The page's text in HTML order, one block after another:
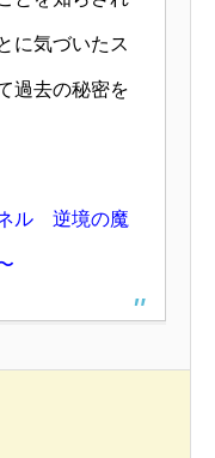
に気づいたス
過去の秘密を
ル 逆境の魔